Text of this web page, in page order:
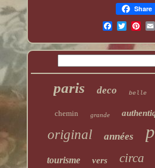
Share
paris deco belle
chemin grande
original années
tourisme vers circa